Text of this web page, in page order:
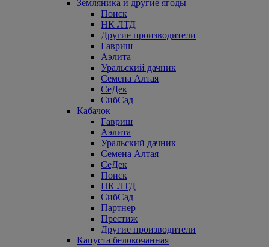
Земляника и другие ягоды
Поиск
НК ЛТД
Другие производители
Гавриш
Аэлита
Уральский дачник
Семена Алтая
СеДек
СибСад
Кабачок
Гавриш
Аэлита
Уральский дачник
Семена Алтая
СеДек
Поиск
НК ЛТД
СибСад
Партнер
Престиж
Другие производители
Капуста белокочанная